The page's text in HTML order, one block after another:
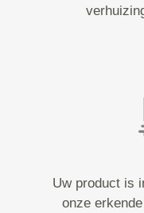
Uw product is
onze